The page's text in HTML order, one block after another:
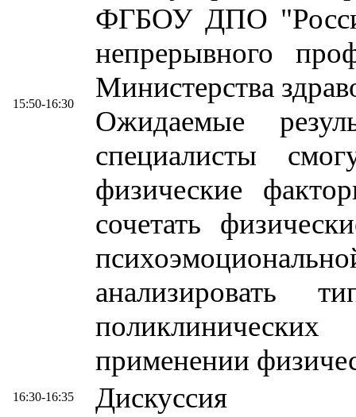
15:50-16:30
ФГБОУ ДПО
непрерывного
Министерства
Ожидаемые
специалисты
физические
сочетать
анализировать
применении
16:30-16:35 Дискуссия